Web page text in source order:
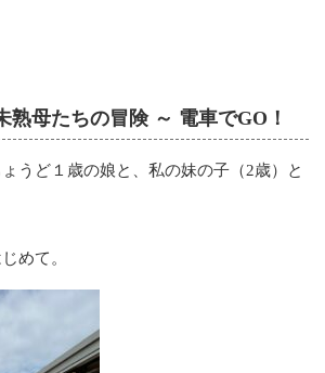
熟母たちの冒険 ～ 電車でGO！
うど１歳の娘と、私の妹の子（2歳）と
めて。